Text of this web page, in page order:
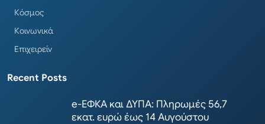
Κόσμος
Κοινωνικά
Επιχειρείν
Recent Posts
e-ΕΦΚΑ και ΔΥΠΑ: Πληρωμές 56,7
εκατ. ευρώ έως 14 Αυγούστου